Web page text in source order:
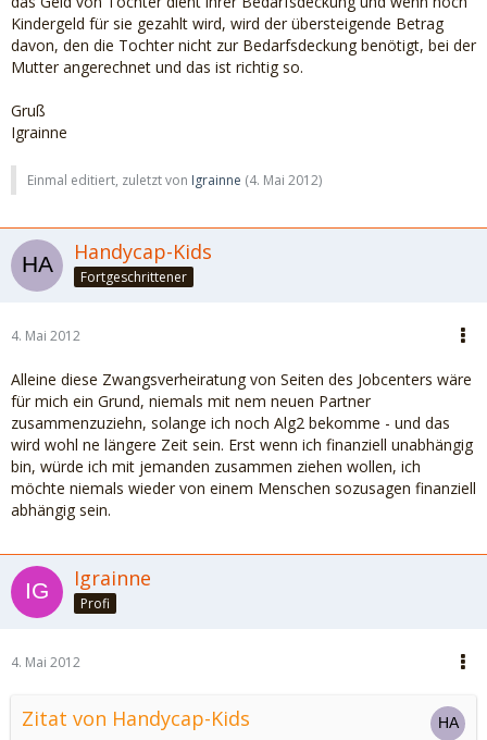
Kindergeld für sie gezahlt wird, wird der übersteigende Betrag
davon, den die Tochter nicht zur Bedarfsdeckung benötigt, bei der
Mutter angerechnet und das ist richtig so.
Gruß
Igrainne
Einmal editiert, zuletzt von Igrainne (4. Mai 2012)
Handycap-Kids
Fortgeschrittener
4. Mai 2012
Alleine diese Zwangsverheiratung von Seiten des Jobcenters wäre
für mich ein Grund, niemals mit nem neuen Partner
zusammenzuziehn, solange ich noch Alg2 bekomme - und das
wird wohl ne längere Zeit sein. Erst wenn ich finanziell unabhängig
bin, würde ich mit jemanden zusammen ziehen wollen, ich
möchte niemals wieder von einem Menschen sozusagen finanziell
abhängig sein.
Igrainne
Profi
4. Mai 2012
Zitat von Handycap-Kids